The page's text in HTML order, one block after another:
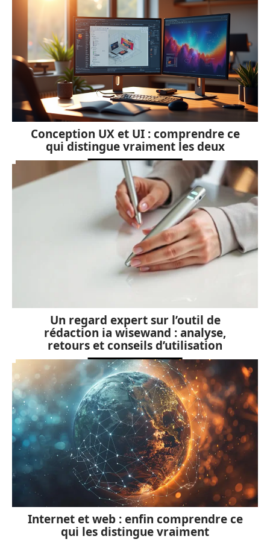
Conception UX et UI : comprendre ce
qui distingue vraiment les deux
Un regard expert sur l’outil de
rédaction ia wisewand : analyse,
retours et conseils d’utilisation
Internet et web : enfin comprendre ce
qui les distingue vraiment